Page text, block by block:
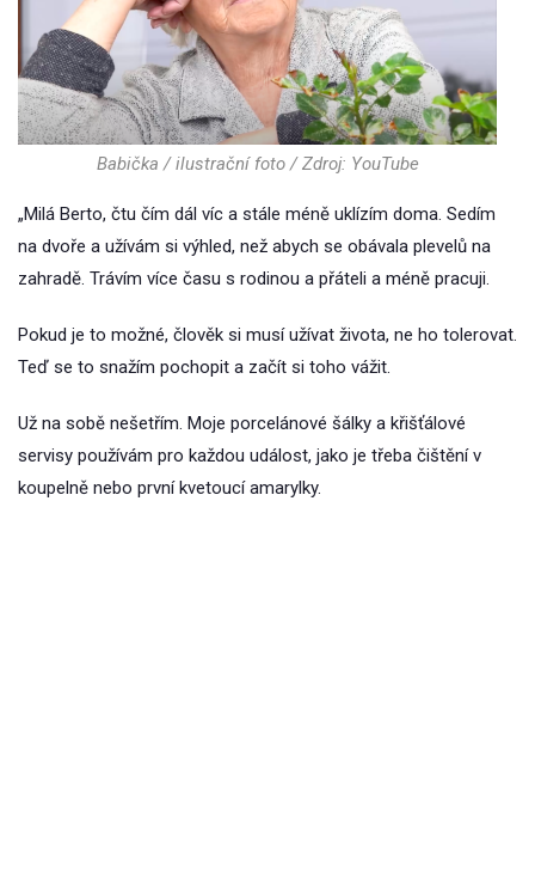
Babička / ilustrační foto / Zdroj: YouTube
„Milá Berto, čtu čím dál víc a stále méně uklízím doma. Sedím
na dvoře a užívám si výhled, než abych se obávala plevelů na
zahradě. Trávím více času s rodinou a přáteli a méně pracuji.
Pokud je to možné, člověk si musí užívat života, ne ho tolerovat.
Teď se to snažím pochopit a začít si toho vážit.
Už na sobě nešetřím. Moje porcelánové šálky a křišťálové
servisy používám pro každou událost, jako je třeba čištění v
koupelně nebo první kvetoucí amarylky.